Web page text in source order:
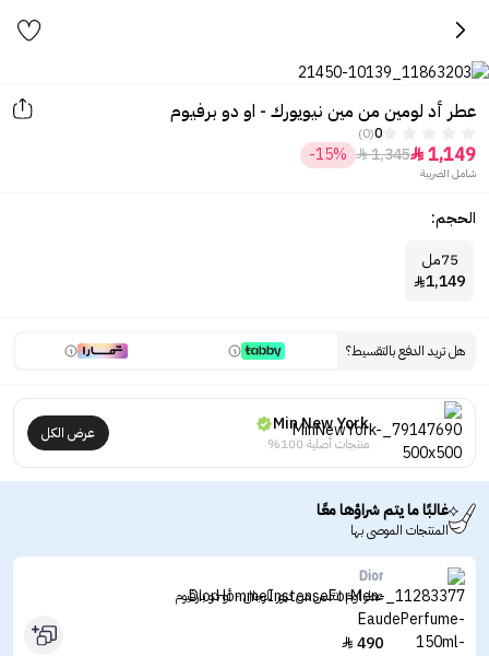
عطر أد لومين من مين نيويورك - او دو برفيوم
0
(0)
1,149

1,345

-15%
شامل الضريبة
الحجم:
75مل
1,149

هل تريد الدفع بالتقسيط؟
Min New York
منتجات أصلية 100%
عرض الكل
غالبًا ما يتم شراؤها معًا
المنتجات الموصى بها
Dior
عطر اوم انتنس من ديور للرجال - أو دو بارفيوم
490
